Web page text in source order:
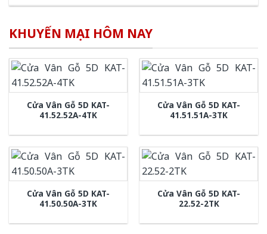
KHUYẾN MẠI HÔM NAY
Cửa Vân Gỗ 5D KAT-
41.52.52A-4TK
Cửa Vân Gỗ 5D KAT-
41.51.51A-3TK
Cửa Vân Gỗ 5D KAT-
41.50.50A-3TK
Cửa Vân Gỗ 5D KAT-
22.52-2TK